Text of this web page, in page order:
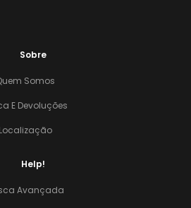
Sobre
Somos
E Devoluções
Localização
Help!
Avançada